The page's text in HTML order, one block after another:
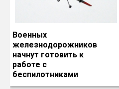
Военных
железнодорожников
начнут готовить к
работе с
беспилотниками